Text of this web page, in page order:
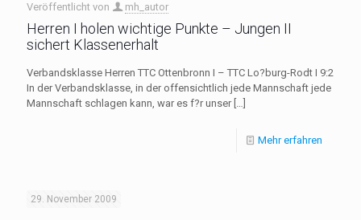
Veröffentlicht von mh_autor
Herren I holen wichtige Punkte – Jungen II
sichert Klassenerhalt
Verbandsklasse Herren TTC Ottenbronn I – TTC Lo?burg-Rodt I 9:2
In der Verbandsklasse, in der offensichtlich jede Mannschaft jede
Mannschaft schlagen kann, war es f?r unser[…]
Mehr erfahren
29. November 2009